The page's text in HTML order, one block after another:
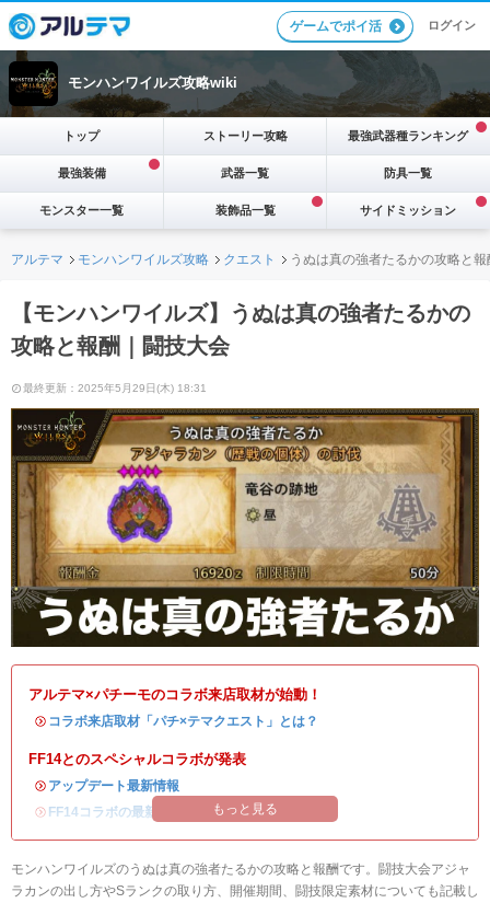
ゲームでポイ活 ログイン
モンハンワイルズ攻略wiki
トップ ストーリー攻略 最強武器種ランキング
最強装備 武器一覧 防具一覧
モンスター一覧 装飾品一覧 サイドミッション
アルテマ モンハンワイルズ攻略 クエスト うぬは真の強者たるかの攻略と
【モンハンワイルズ】うぬは真の強者たるかの
攻略と報酬｜闘技大会
最終更新：2025年5月29日(木) 18:31
アルテマ×パチーモのコラボ来店取材が始動！
・ コラボ来店取材「パチ×テマクエスト」とは？
FF14とのスペシャルコラボが発表
・ アップデート最新情報
・ FF14コラボの最新情報 オメガ・プラネテス攻略
もっと見る
モンハンワイルズのうぬは真の強者たるかの攻略と報酬です。闘技大会アジャ
ラカンの出し方やSランクの取り方、開催期間、闘技限定素材についても記載し